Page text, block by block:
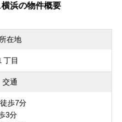
浜の物件概要
所在地
丁目
交通
歩7分
3分